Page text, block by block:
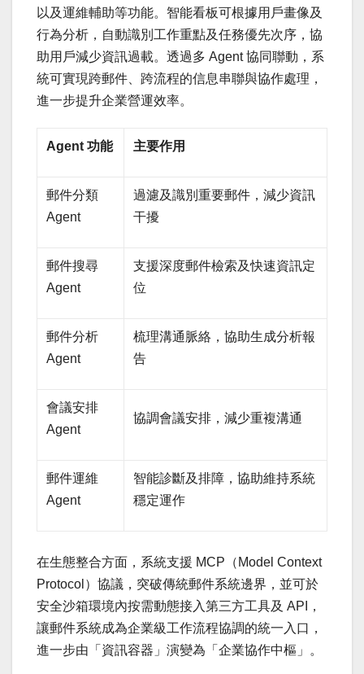
以及運維輔助等功能。智能看板可根據用戶畫像及
行為分析，自動識別工作重點及任務優先次序，協
助用戶減少資訊過載。透過多 Agent 協同聯動，系
統可實現跨郵件、跨流程的信息串聯與協作處理，
進一步提升企業營運效率。
Agent 功能 主要作用
郵件分類
Agent
過濾及識別重要郵件，減少資訊
干擾
郵件搜尋
Agent
支援深度郵件檢索及快速資訊定
位
郵件分析
Agent
梳理溝通脈絡，協助生成分析報
告
會議安排
Agent
協調會議安排，減少重複溝通
郵件運維
Agent
智能診斷及排障，協助維持系統
穩定運作
在生態整合方面，系統支援 MCP（Model Context
Protocol）協議，突破傳統郵件系統邊界，並可於
安全沙箱環境內按需動態接入第三方工具及 API，
讓郵件系統成為企業級工作流程協調的統一入口，
進一步由「資訊容器」演變為「企業協作中樞」。